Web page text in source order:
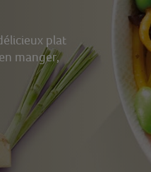
plat
manger,